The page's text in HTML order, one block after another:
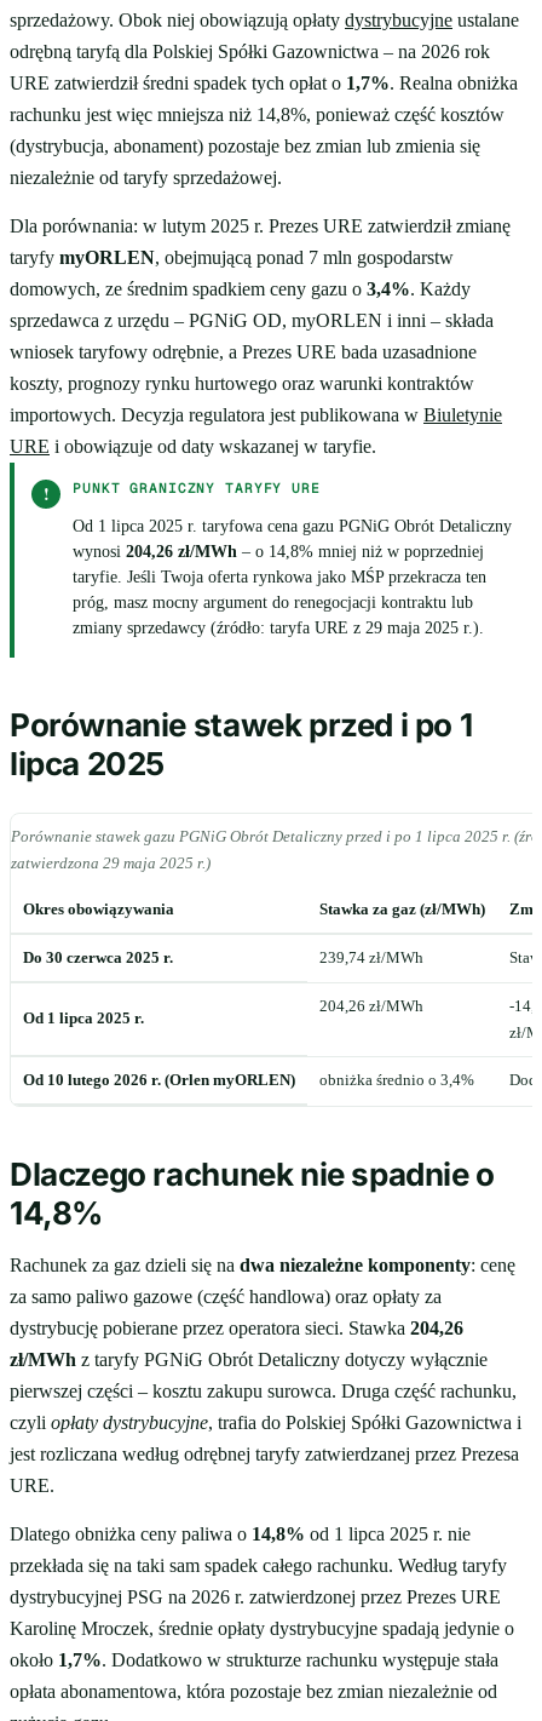
sprzedażowy. Obok niej obowiązują opłaty dystrybucyjne ustalane
odrębną taryfą dla Polskiej Spółki Gazownictwa – na 2026 rok
URE zatwierdził średni spadek tych opłat o 1,7%. Realna obniżka
rachunku jest więc mniejsza niż 14,8%, ponieważ część kosztów
(dystrybucja, abonament) pozostaje bez zmian lub zmienia się
niezależnie od taryfy sprzedażowej.
Dla porównania: w lutym 2025 r. Prezes URE zatwierdził zmianę
taryfy myORLEN, obejmującą ponad 7 mln gospodarstw
domowych, ze średnim spadkiem ceny gazu o 3,4%. Każdy
sprzedawca z urzędu – PGNiG OD, myORLEN i inni – składa
wniosek taryfowy odrębnie, a Prezes URE bada uzasadnione
koszty, prognozy rynku hurtowego oraz warunki kontraktów
importowych. Decyzja regulatora jest publikowana w Biuletynie
URE i obowiązuje od daty wskazanej w taryfie.
! PUNKT GRANICZNY TARYFY URE
Od 1 lipca 2025 r. taryfowa cena gazu PGNiG Obrót Detaliczny
wynosi 204,26 zł/MWh – o 14,8% mniej niż w poprzedniej
taryfie. Jeśli Twoja oferta rynkowa jako MŚP przekracza ten
próg, masz mocny argument do renegocjacji kontraktu lub
zmiany sprzedawcy (źródło: taryfa URE z 29 maja 2025 r.).
Porównanie stawek przed i po 1
lipca 2025
Porównanie stawek gazu PGNiG Obrót Detaliczny przed i po 1 lipca 2025 r.
zatwierdzona 29 maja 2025 r.)
Okres obowiązywania Stawka za gaz (zł/MWh)
Do 30 czerwca 2025 r. 239,74 zł/MWh
Od 1 lipca 2025 r.
204,26 zł/MWh
-
zł/
Od 10 lutego 2026 r. (Orlen myORLEN) obniżka średnio o 3,4%
Dlaczego rachunek nie spadnie o
14,8%
Rachunek za gaz dzieli się na dwa niezależne komponenty: cenę
za samo paliwo gazowe (część handlowa) oraz opłaty za
dystrybucję pobierane przez operatora sieci. Stawka 204,26
zł/MWh z taryfy PGNiG Obrót Detaliczny dotyczy wyłącznie
pierwszej części – kosztu zakupu surowca. Druga część rachunku,
czyli opłaty dystrybucyjne, trafia do Polskiej Spółki Gazownictwa i
jest rozliczana według odrębnej taryfy zatwierdzanej przez Prezesa
URE.
Dlatego obniżka ceny paliwa o 14,8% od 1 lipca 2025 r. nie
przekłada się na taki sam spadek całego rachunku. Według taryfy
dystrybucyjnej PSG na 2026 r. zatwierdzonej przez Prezes URE
Karolinę Mroczek, średnie opłaty dystrybucyjne spadają jedynie o
około 1,7%. Dodatkowo w strukturze rachunku występuje stała
opłata abonamentowa, która pozostaje bez zmian niezależnie od